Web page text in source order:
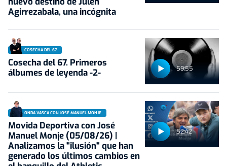
Agirrezabala, una incógnita
59:55
COSECHA DEL 67
Cosecha del 67. Primeros
álbumes de leyenda -2-
52:42
ONDA VASCA CON JOSÉ MANUEL MONJE
Movida Deportiva con José
Manuel Monje (05/08/26) |
Analizamos la "ilusión" que han
generado los últimos cambios en